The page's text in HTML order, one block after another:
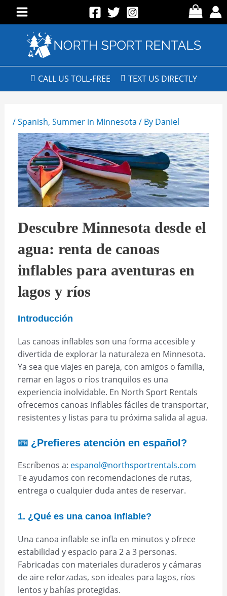
CALL US TOLL-FREE TEXT US DIRECTLY
/Spanish, Summer in Minnesota / By Daniel
Descubre Minnesota desde el
agua: renta de canoas
inflables para aventuras en
lagos y ríos
Introducción
Las canoas inflables son una forma accesible y
divertida de explorar la naturaleza en Minnesota.
Ya sea que viajes en pareja, con amigos o familia,
remar en lagos o ríos tranquilos es una
experiencia inolvidable. En North Sport Rentals
ofrecemos canoas inflables fáciles de transportar,
resistentes y listas para tu próxima salida al agua.
📧 ¿Prefieres atención en español?
Escríbenos a: espanol@northsportrentals.com
Te ayudamos con recomendaciones de rutas,
entrega o cualquier duda antes de reservar.
1. ¿Qué es una canoa inflable?
Una canoa inflable se infla en minutos y ofrece
estabilidad y espacio para 2 a 3 personas.
Fabricadas con materiales duraderos y cámaras
de aire reforzadas, son ideales para lagos, ríos
lentos y bahías protegidas.